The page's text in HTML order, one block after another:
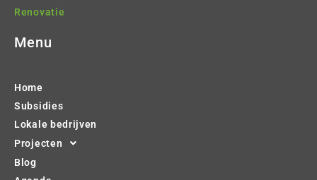
Renovatie
Menu
Home
Subsidies
Lokale bedrijven
Projecten
Blog